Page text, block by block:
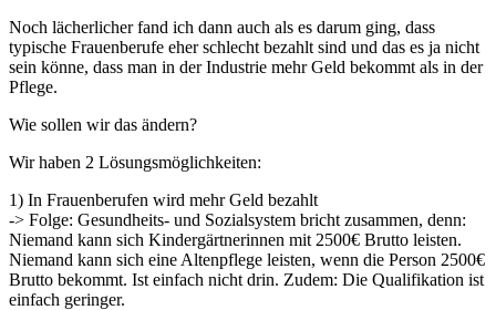
Noch lächerlicher fand ich dann auch als es darum ging, dass
typische Frauenberufe eher schlecht bezahlt sind und das es ja nicht
sein könne, dass man in der Industrie mehr Geld bekommt als in der
Pflege.
Wie sollen wir das ändern?
Wir haben 2 Lösungsmöglichkeiten:
1) In Frauenberufen wird mehr Geld bezahlt
-> Folge: Gesundheits- und Sozialsystem bricht zusammen, denn:
Niemand kann sich Kindergärtnerinnen mit 2500€ Brutto leisten.
Niemand kann sich eine Altenpflege leisten, wenn die Person 2500€
Brutto bekommt. Ist einfach nicht drin. Zudem: Die Qualifikation ist
einfach geringer.